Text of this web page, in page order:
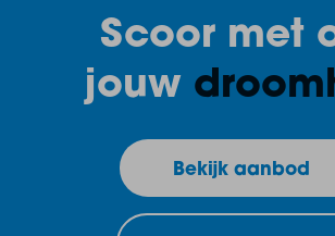
Scoor met
jouw
Bekijk aanbod